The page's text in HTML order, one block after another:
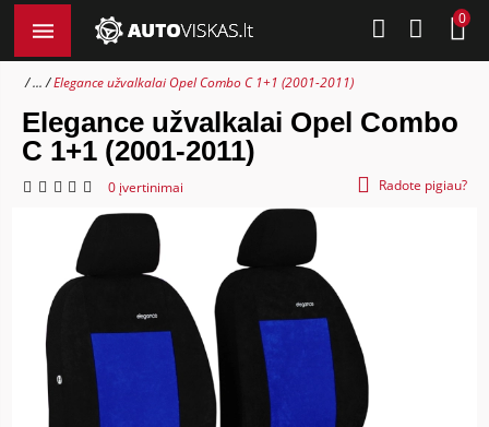
0
... Elegance užvalkalai Opel Combo C 1+1 (2001-2011)
Elegance užvalkalai Opel Combo
C 1+1 (2001-2011)
0 įvertinimai Radote pigiau?